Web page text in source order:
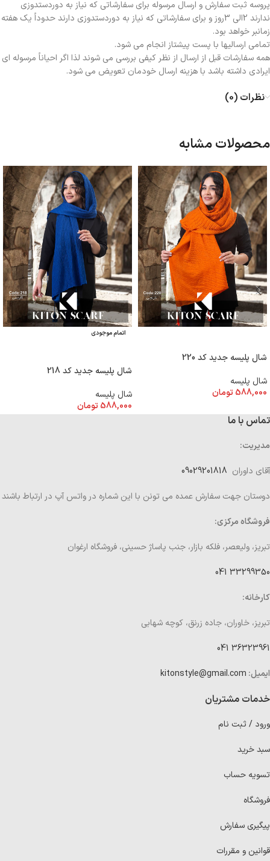
پروسه ثبت سفارش و ارسال مرسوله برای سفارشاتی که نیاز به دوردستدوزی
ندارند 2الی 3روز و برای سفارشاتی که نیاز به دوردستدوزی دارند حدوداً یک هفته
زمانبر خواهد بود.
تمامی ارسالیها با پست پیشتاز انجام می شود.
همه سفارشات قبل از ارسال از نظر کیفی بررسی می شوند لذا اگر احیاناً مرسوله ای
ایرادی داشته باشد با هزینه ارسال خودمان تعویض می شود.
نظرات (0)
محصولات مشابه
شال پلیسه جدید کد 220
شال پلیسه
588,000تومان
اتمام موجودی
شال پلیسه جدید کد 218
شال پلیسه
588,000تومان
تماس با ما
مدیریت:
آقای داوران
دوستان جهت سفارش عمده می تونن با این شماره در واتس آپ در ارتباط باشند
فروشگاه مرکزی:
تبریز، ولیعصر، فلکه بازار، جنب پاساژ حسینی، فروشگاه ارغوان
33299350 041
کارخانه:
تبریز، خاوران، جاده زرنق، کوچه شهابی
36323961 041
ایمیل: kitonstyle@gmail.com
خدمات مشتریان
ورود / ثبت نام
سبد خرید
تسویه حساب
فروشگاه
پیگیری سفارش
قوانین و مقررات